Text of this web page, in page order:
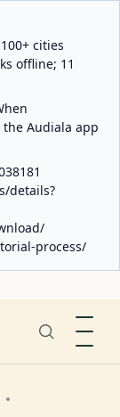
cities
offline; 11
Audiala app
details?
process/